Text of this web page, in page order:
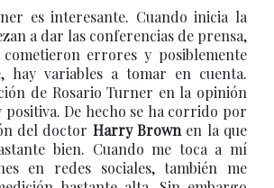
es interesante. Cuando inicia la
a dar las conferencias de prensa,
errores y posiblemente
hay variables a tomar en cuenta.
de Rosario Turner en la opinión
positiva. De hecho se ha corrido por
del doctor Harry Brown en la que
bien. Cuando me toca a mí
en redes sociales, también me